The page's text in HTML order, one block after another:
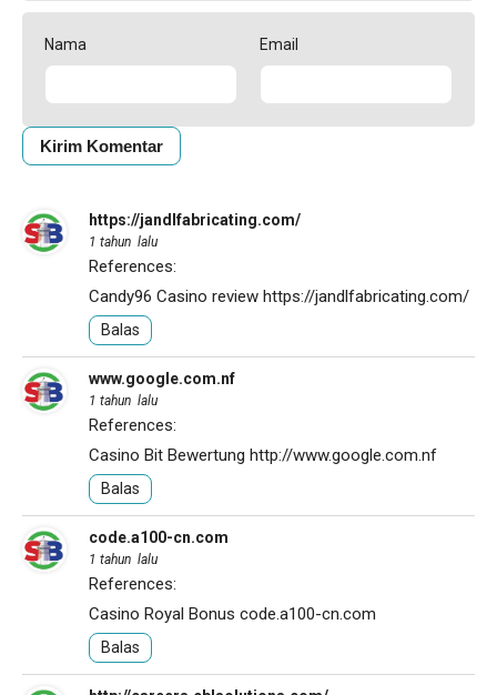
Nama Email
https://jandlfabricating.com/
1 tahun lalu
References:
Candy96 Casino review https://jandlfabricating.com/
Balas
www.google.com.nf
1 tahun lalu
References:
Casino Bit Bewertung http://www.google.com.nf
Balas
code.a100-cn.com
1 tahun lalu
References:
Casino Royal Bonus code.a100-cn.com
Balas